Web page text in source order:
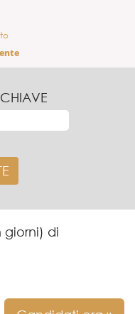
giorni) di